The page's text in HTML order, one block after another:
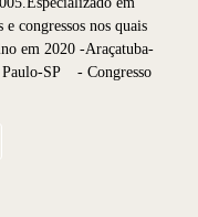
congressos nos quais
em 2020 -Araçatuba-
Paulo-SP - Congresso